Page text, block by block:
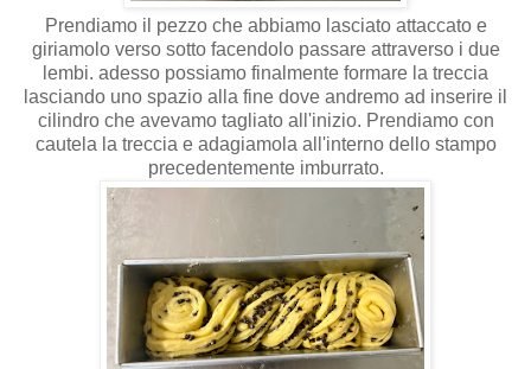
Prendiamo il pezzo che abbiamo lasciato attaccato e
giriamolo verso sotto facendolo passare attraverso i due
lembi. adesso possiamo finalmente formare la treccia
lasciando uno spazio alla fine dove andremo ad inserire il
cilindro che avevamo tagliato all'inizio. Prendiamo con
cautela la treccia e adagiamola all'interno dello stampo
precedentemente imburrato.